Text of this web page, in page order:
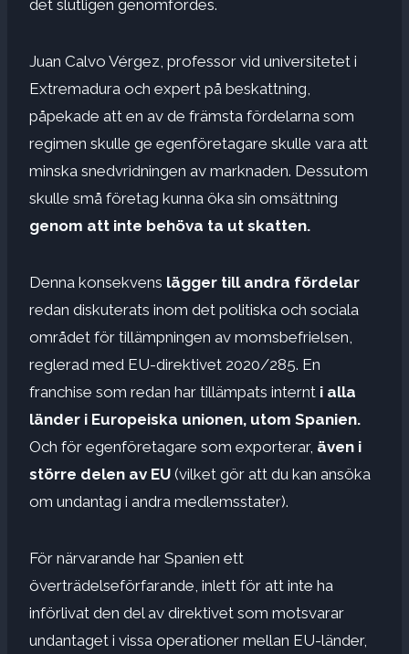
det slutligen genomfördes.
Juan Calvo Vérgez, professor vid universitetet i
Extremadura och expert på beskattning,
påpekade att en av de främsta fördelarna som
regimen skulle ge egenföretagare skulle vara att
minska snedvridningen av marknaden. Dessutom
skulle små företag kunna öka sin omsättning
genom att inte behöva ta ut skatten.
Denna konsekvens lägger till andra fördelar
redan diskuterats inom det politiska och sociala
området för tillämpningen av momsbefrielsen,
reglerad med EU-direktivet 2020/285. En
franchise som redan har tillämpats internt i alla
länder i Europeiska unionen, utom Spanien.
Och för egenföretagare som exporterar, även i
större delen av EU (vilket gör att du kan ansöka
om undantag i andra medlemsstater).
För närvarande har Spanien ett
överträdelseförfarande, inlett för att inte ha
införlivat den del av direktivet som motsvarar
undantaget i vissa operationer mellan EU-länder,